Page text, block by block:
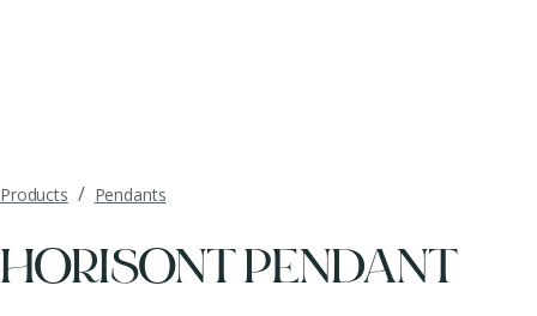
Products / Pendants
HORISONT PENDANT